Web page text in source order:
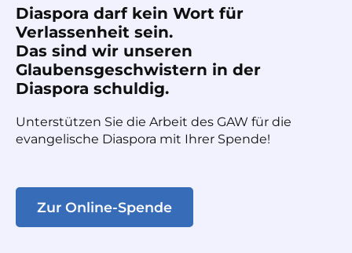
Diaspora darf kein Wort für
Verlassenheit sein.
Das sind wir unseren
Glaubensgeschwistern in der
Diaspora schuldig.
Unterstützen Sie die Arbeit des GAW für die
evangelische Diaspora mit Ihrer Spende!
Zur Online-Spende